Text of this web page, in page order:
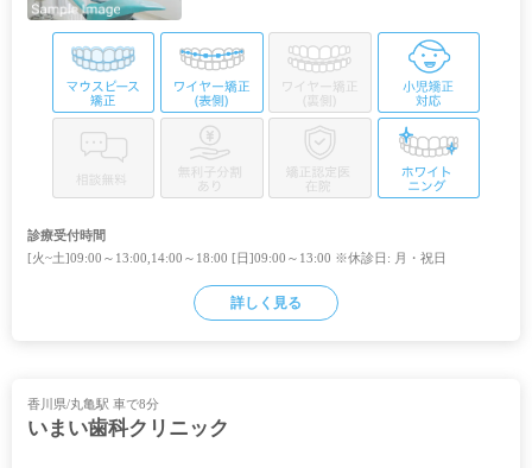
診療受付時間
[火~土]09:00～13:00,14:00～18:00 [日]09:00～13:00 ※休診日: 月・祝日
詳しく見る
香川県/丸亀駅 車で8分
いまい歯科クリニック